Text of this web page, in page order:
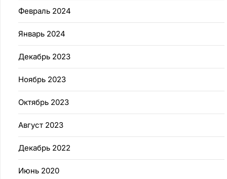
Февраль 2024
Январь 2024
Декабрь 2023
Ноябрь 2023
Октябрь 2023
Август 2023
Декабрь 2022
Июнь 2020